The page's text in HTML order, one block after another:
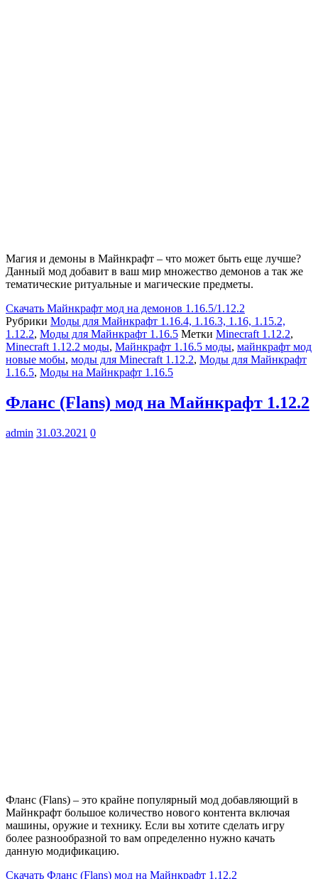
Магия и демоны в Майнкрафт – что может быть еще лучше?
Данный мод добавит в ваш мир множество демонов а так же
тематические ритуальные и магические предметы.
Скачать Майнкрафт мод на демонов 1.16.5/1.12.2
Рубрики Моды для Майнкрафт 1.16.4, 1.16.3, 1.16, 1.15.2,
1.12.2, Моды для Майнкрафт 1.16.5 Метки Minecraft 1.12.2,
Minecraft 1.12.2 моды, Майнкрафт 1.16.5 моды, майнкрафт мод
новые мобы, моды для Minecraft 1.12.2, Моды для Майнкрафт
1.16.5, Моды на Майнкрафт 1.16.5
Фланс (Flans) мод на Майнкрафт 1.12.2
admin 31.03.2021 0
Фланс (Flans) – это крайне популярный мод добавляющий в
Майнкрафт большое количество нового контента включая
машины, оружие и технику. Если вы хотите сделать игру
более разнообразной то вам определенно нужно качать
данную модификацию.
Скачать Фланс (Flans) мод на Майнкрафт 1.12.2